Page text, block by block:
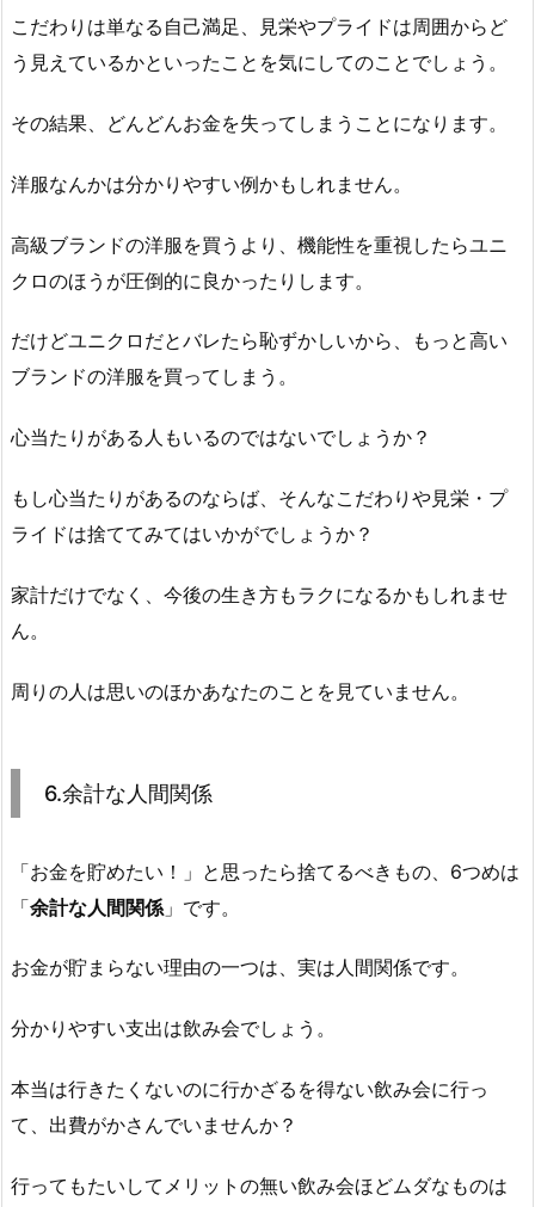
こだわりは単なる自己満足、見栄やプライドは周囲からど
う見えているかといったことを気にしてのことでしょう。
その結果、どんどんお金を失ってしまうことになります。
洋服なんかは分かりやすい例かもしれません。
高級ブランドの洋服を買うより、機能性を重視したらユニ
クロのほうが圧倒的に良かったりします。
だけどユニクロだとバレたら恥ずかしいから、もっと高い
ブランドの洋服を買ってしまう。
心当たりがある人もいるのではないでしょうか？
もし心当たりがあるのならば、そんなこだわりや見栄・プ
ライドは捨ててみてはいかがでしょうか？
家計だけでなく、今後の生き方もラクになるかもしれませ
ん。
周りの人は思いのほかあなたのことを見ていません。
6.余計な人間関係
「お金を貯めたい！」と思ったら捨てるべきもの、6つめは
「余計な人間関係 」です。
お金が貯まらない理由の一つは、実は人間関係です。
分かりやすい支出は飲み会でしょう。
本当は行きたくないのに行かざるを得ない飲み会に行っ
て、出費がかさんでいませんか？
行ってもたいしてメリットの無い飲み会ほどムダなものは